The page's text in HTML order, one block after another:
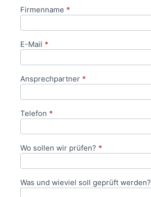
Anfrageformular
Firmenname *
E-Mail *
Ansprechpartner *
Telefon *
Wo sollen wir prüfen? *
Was und wieviel soll geprüft werden?